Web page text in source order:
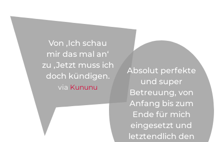
Von ‚Ich schau
mir das mal an‘
zu ‚Jetzt muss ich
doch kündigen.
via Kununu
Absolut perfekte
und super
Betreuung, von
Anfang bis zum
Ende für mich
eingesetzt und
letztendlich den